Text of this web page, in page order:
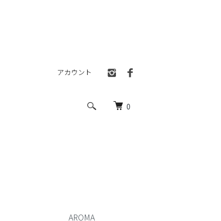
0
アカウント
AROMA